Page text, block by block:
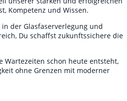
Kompetenz und Wissen.
der Glasfaserverlegung und
Du schaffst zukunftssichere die
Wartezeiten schon heute entsteht,
ohne Grenzen mit moderner